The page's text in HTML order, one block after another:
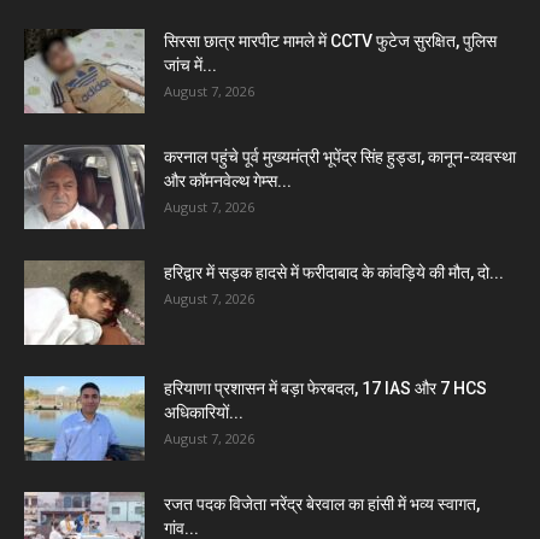
सिरसा छात्र मारपीट मामले में CCTV फुटेज सुरक्षित, पुलिस
जांच में...
August 7, 2026
करनाल पहुंचे पूर्व मुख्यमंत्री भूपेंद्र सिंह हुड्डा, कानून-व्यवस्था
और कॉमनवेल्थ गेम्स...
August 7, 2026
हरिद्वार में सड़क हादसे में फरीदाबाद के कांवड़िये की मौत, दो...
August 7, 2026
हरियाणा प्रशासन में बड़ा फेरबदल, 17 IAS और 7 HCS
अधिकारियों...
August 7, 2026
रजत पदक विजेता नरेंद्र बेरवाल का हांसी में भव्य स्वागत,
गांव...